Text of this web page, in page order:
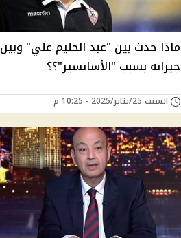
ماذا حدث بين "عبد الحليم علي" وبين
جيرانه بسبب "الأسانسير"؟؟
السبت 25/يناير/2025 - 10:25 م